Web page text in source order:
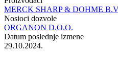
MERCK SHARP & DOHME
Nosioci dozvole
ORGANON D.O.O.
Datum poslednje izmene
29.10.2024.